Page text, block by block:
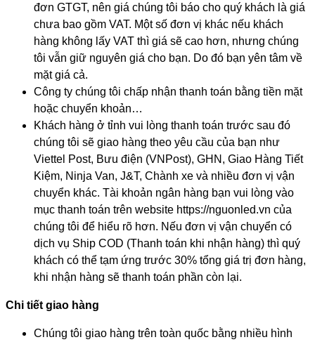
đơn GTGT, nên giá chúng tôi báo cho quý khách là giá
chưa bao gồm VAT. Một số đơn vị khác nếu khách
hàng không lấy VAT thì giá sẽ cao hơn, nhưng chúng
tôi vẫn giữ nguyên giá cho bạn. Do đó bạn yên tâm về
mặt giá cả.
Công ty chúng tôi chấp nhận thanh toán bằng tiền mặt
hoặc chuyển khoản…
Khách hàng ở tỉnh vui lòng thanh toán trước sau đó
chúng tôi sẽ giao hàng theo yêu cầu của bạn như
Viettel Post, Bưu điện (VNPost), GHN, Giao Hàng Tiết
Kiệm, Ninja Van, J&T, Chành xe và nhiều đơn vị vận
chuyển khác. Tài khoản ngân hàng bạn vui lòng vào
mục thanh toán trên website https://nguonled.vn của
chúng tôi để hiểu rõ hơn. Nếu đơn vị vận chuyển có
dịch vụ Ship COD (Thanh toán khi nhận hàng) thì quý
khách có thể tạm ứng trước 30% tổng giá trị đơn hàng,
khi nhận hàng sẽ thanh toán phần còn lại.
Chi tiết giao hàng
Chúng tôi giao hàng trên toàn quốc bằng nhiều hình